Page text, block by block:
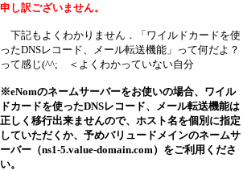
申し訳ございません。
下記もよくわかりません．「ワイルドカードを使
ったDNSレコード、メール転送機能」って何だよ？
って感じ(^^; ＜よくわかっていない自分
※eNomのネームサーバーをお使いの場合、ワイル
ドカードを使ったDNSレコード、メール転送機能は
正しく移行出来ませんので、ホスト名を個別に指定
していただくか、予めバリュードメインのネームサ
ーバー（ns1-5.value-domain.com）をご利用くださ
い。